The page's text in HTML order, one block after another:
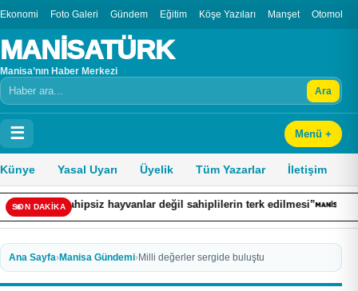
Ekonomi Foto Galeri Gündem Eğitim Köşe Yazıları Manşet Otomobil
MANİSATÜRK
Manisa’nın Haber Merkezi
Arama Ara
☰ Menü +
Künye Yasal Uyarı Üyelik Tüm Yazarlar İletişim
SON DAKİKA
hayvanlar değil sahiplilerin terk edilmesi” Çekmeköy’de
Ana Sayfa›Manisa Gündemi›Milli değerler sergide buluştu